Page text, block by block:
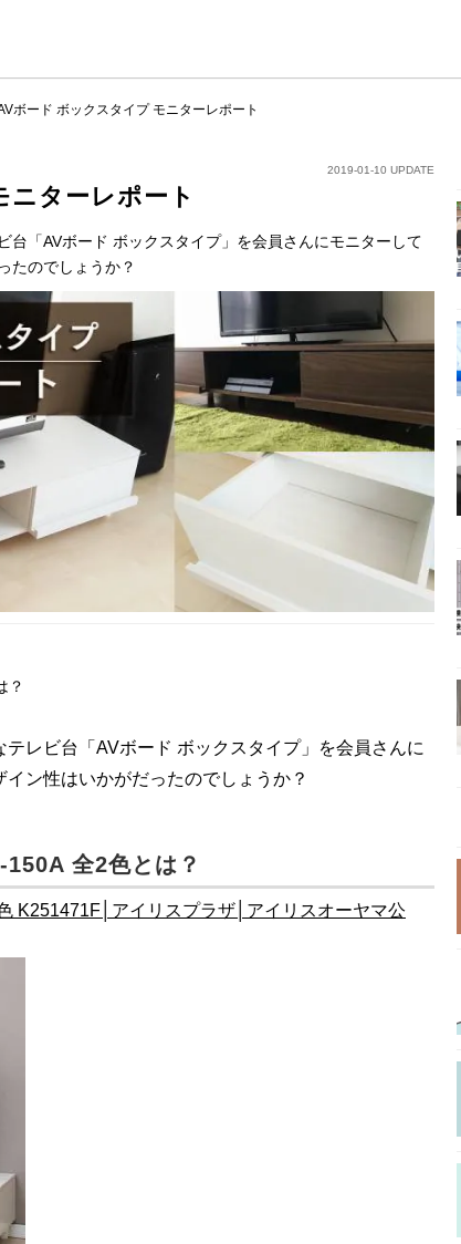
ボード ボックスタイプ モニターレポート
2019-01-10 UPDATE
ターレポート
台「AVボード ボックスタイプ」を会員さんにモニターして
たのでしょうか？
？
レビ台「AVボード ボックスタイプ」を会員さんに
ン性はいかがだったのでしょうか？
全2色とは？
K251471F│アイリスプラザ│アイリスオーヤマ公